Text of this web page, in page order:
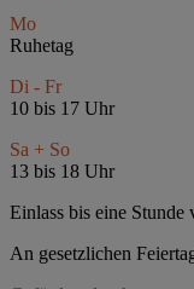
Mo
Ruhetag
Di - Fr
10 bis 17 Uhr
Sa + So
13 bis 18 Uhr
Einlass bis eine Stunde
An gesetzlichen